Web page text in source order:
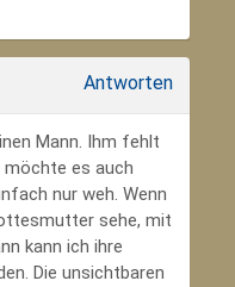
Antworten
Mann. Ihm fehlt
möchte es auch
nur weh. Wenn
sehe, mit
kann ich ihre
Die unsichtbaren